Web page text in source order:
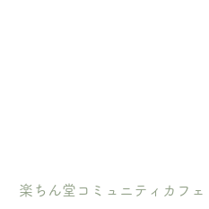
楽ちん堂コミュニティカフェ